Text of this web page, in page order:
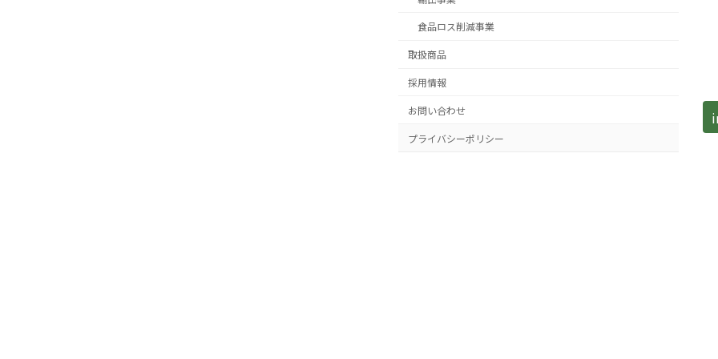
食品ロス削減事業
取扱商品
採用情報
お問い合わせ
プライバシーポリシー